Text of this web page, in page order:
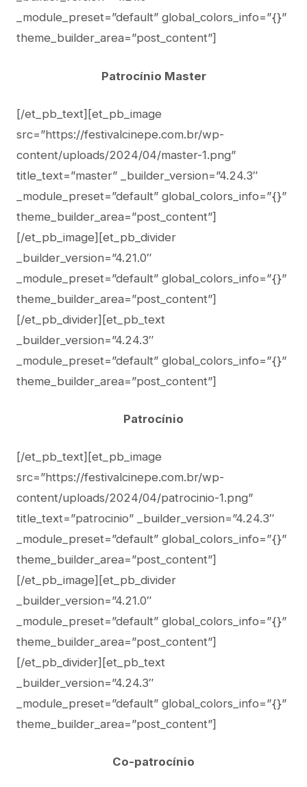
_module_preset=”default” global_colors_info=”{}”
theme_builder_area=”post_content”]
Patrocínio Master
[/et_pb_text][et_pb_image
src=”https://festivalcinepe.com.br/wp-
content/uploads/2024/04/master-1.png”
title_text=”master” _builder_version=”4.24.3″
_module_preset=”default” global_colors_info=”{}”
theme_builder_area=”post_content”]
[/et_pb_image][et_pb_divider
_builder_version=”4.21.0″
_module_preset=”default” global_colors_info=”{}”
theme_builder_area=”post_content”]
[/et_pb_divider][et_pb_text
_builder_version=”4.24.3″
_module_preset=”default” global_colors_info=”{}”
theme_builder_area=”post_content”]
Patrocínio
[/et_pb_text][et_pb_image
src=”https://festivalcinepe.com.br/wp-
content/uploads/2024/04/patrocinio-1.png”
title_text=”patrocinio” _builder_version=”4.24.3″
_module_preset=”default” global_colors_info=”{}”
theme_builder_area=”post_content”]
[/et_pb_image][et_pb_divider
_builder_version=”4.21.0″
_module_preset=”default” global_colors_info=”{}”
theme_builder_area=”post_content”]
[/et_pb_divider][et_pb_text
_builder_version=”4.24.3″
_module_preset=”default” global_colors_info=”{}”
theme_builder_area=”post_content”]
Co-patrocínio